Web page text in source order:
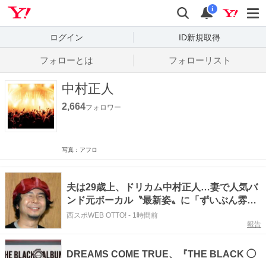
検索
通知
i
ログイン ID新規取得
フォローとは フォローリスト
中村正人
2,664フォロワー
写真：アフロ
夫は29歳上、ドリカム中村正人…妻で人気バ
ンド元ボーカル〝最新姿〟に「ずいぶん雰囲
気変わった」「久しぶりやな」の声
西スポWEB OTTO! - 1時間前
報告
DREAMS COME TRUE、『THE BLACK ◯